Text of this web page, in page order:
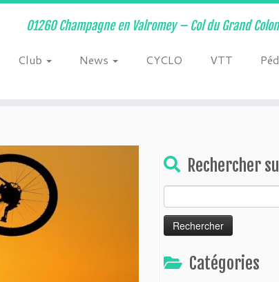
01260 Champagne en Valromey – Col du Grand
Club News CYCLO VTT
Rechercher
Catégories